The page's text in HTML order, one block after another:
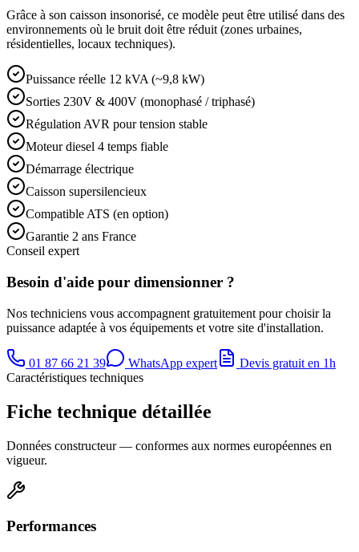
Grâce à son caisson insonorisé, ce modèle peut être utilisé dans des
environnements où le bruit doit être réduit (zones urbaines,
résidentielles, locaux techniques).
Puissance réelle 12 kVA (~9,8 kW)
Sorties 230V & 400V (monophasé / triphasé)
Régulation AVR pour tension stable
Moteur diesel 4 temps fiable
Démarrage électrique
Caisson supersilencieux
Compatible ATS (en option)
Garantie 2 ans France
Conseil expert
Besoin d'aide pour dimensionner ?
Nos techniciens vous accompagnent gratuitement pour choisir la
puissance adaptée à vos équipements et votre site d'installation.
01 87 66 21 39 WhatsApp expert
Devis gratuit en 1h
Caractéristiques techniques
Fiche technique détaillée
Données constructeur — conformes aux normes européennes en
vigueur.
Performances